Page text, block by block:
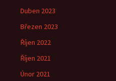
Duben 2023
Březen 2023
Říjen 2022
Říjen 2021
Únor 2021